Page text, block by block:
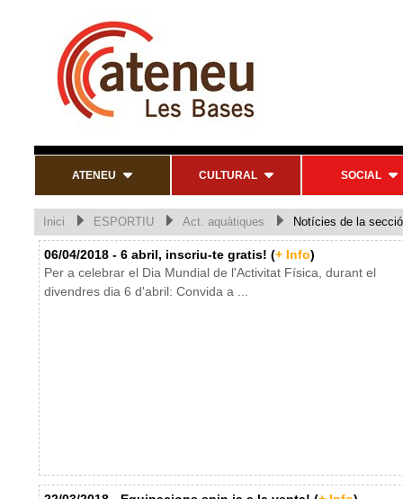
ATENEU CULTURAL SOCIAL
Inici ESPORTIU Act. aquàtiques Notícies de la secció
06/04/2018 - 6 abril, inscriu-te gratis! (+ Info)
Per a celebrar el Dia Mundial de l'Activitat Física, durant el
divendres dia 6 d'abril: Convida a ...